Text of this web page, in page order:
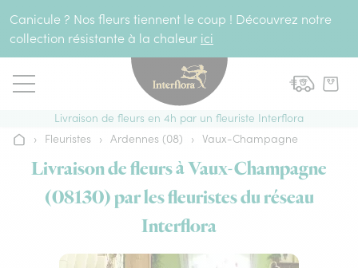
Canicule ? Nos fleurs tiennent le coup ! Découvrez notre
collection résistante à la chaleur ici
Livraison de fleurs en 4h par un fleuriste Interflora
Accueil
› Fleuristes › Ardennes (08) › Vaux-Champagne
Livraison de fleurs à Vaux-Champagne
(08130) par les fleuristes du réseau
Interflora